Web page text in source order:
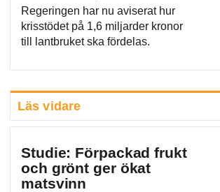
Regeringen har nu aviserat hur
krisstödet på 1,6 miljarder kronor
till lantbruket ska fördelas.
Läs vidare
Studie: Förpackad frukt
och grönt ger ökat
matsvinn